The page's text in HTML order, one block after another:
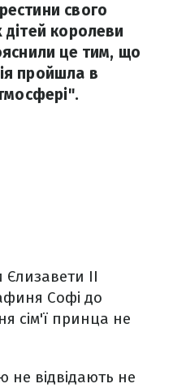
свого
дітей королеви
це тим, що
пройшла в
ІІ
Софі до
сім'ї принца не
не відвідають не